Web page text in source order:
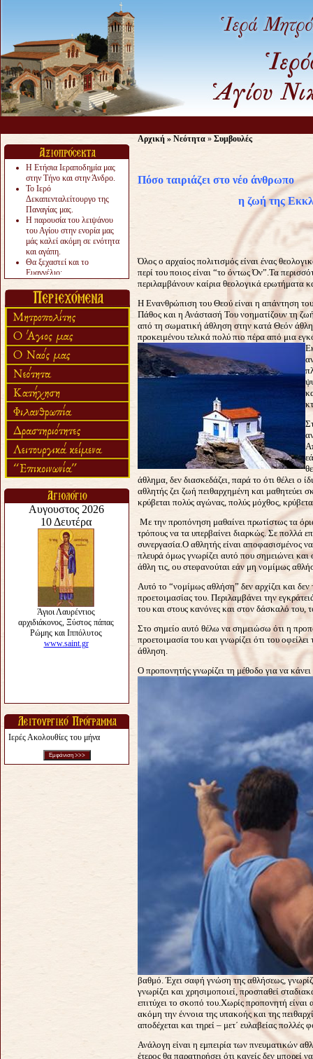
Η Ετήσια Ιεραποδημία μας
στην Τήνο και στην Άνδρο.
Το Ιερό
Δεκαπενταλείτουργο της
Παναγίας μας.
Η παρουσία του λειψάνου
του Αγίου στην ενορία μας
μάς καλεί ακόμη σε ενότητα
και αγάπη.
Θα ξεχαστεί και το
Ευαγγέλιο;
«πολύ αργά».
Ζητείται....
Ιερές Ακολουθίες του μήνα
Αρχική » Νεότητα » Συμβουλές
Πόσο ταιριάζει στο νέο άνθρωπο
η ζωή της
Όλος ο αρχαίος πολιτισμός είναι ένας
περί του ποιος είναι “το όντως Όν”.Τα
περιλαμβάνουν καίρια θεολογικά ερωτήματα
Η Ενανθρώπιση του Θεού είναι η απάντηση
Πάθος και η Ανάστασή Του νοηματίζουν τη ζωή
από τη σωματική άθληση στην κατά Θεόν
προκειμένου τελικά πολύ πιο πέρα από μια
άθλημα, δεν διασκεδάζει, παρά το ότι θέλει ο
αθλητής ζει ζωή πειθαρχημένη και
κρύβεται πολύς αγώνας, πολύς μόχθος,
Με την προπόνηση μαθαίνει πρωτίστως τα
τρόπους να τα υπερβαίνει διαρκώς. Σε πολλά
συνεργασία.Ο αθλητής είναι αποφασισμένος
πλευρά όμως γνωρίζει αυτό που σημειώνει
άθλη τις, ου στεφανούται εάν μη νομίμως
Αυτό το “νομίμως αθλήση” δεν αρχίζει και
προετοιμασίας του. Περιλαμβάνει την
του και στους κανόνες και στον δάσκαλό του,
Στο σημείο αυτό θέλω να σημειώσω ότι η
προετοιμασία του και γνωρίζει ότι του
άθληση.
Ο προπονητής γνωρίζει τη μέθοδο για να
βαθμό. Έχει σαφή γνώση της αθλήσεως,
γνωρίζει και χρησιμοποιεί, προσπαθεί
επιτύχει το σκοπό του.Χωρίς προπονητή είναι
ακόμη την έννοια της υπακοής και της
αποδέχεται και τηρεί – μετ΄ ευλαβείας πολλές
Ανάλογη είναι η εμπειρία των πνευματικών
έτερος θα παρατηρήσει ότι κανείς δεν